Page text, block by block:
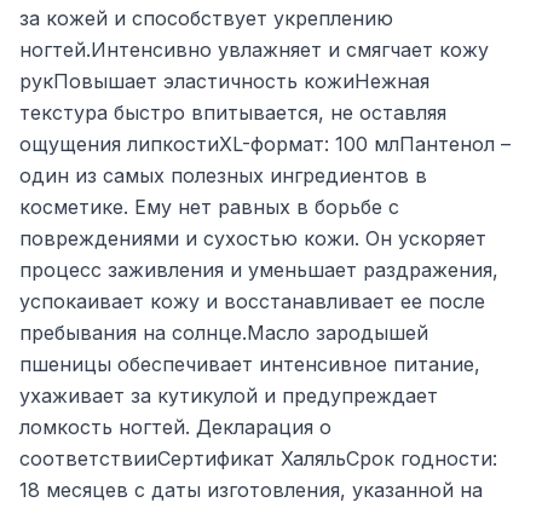
за кожей и способствует укреплению
ногтей.Интенсивно увлажняет и смягчает кожу
рукПовышает эластичность кожиНежная
текстура быстро впитывается, не оставляя
ощущения липкостиXL-формат: 100 млПантенол –
один из самых полезных ингредиентов в
косметике. Ему нет равных в борьбе с
повреждениями и сухостью кожи. Он ускоряет
процесс заживления и уменьшает раздражения,
успокаивает кожу и восстанавливает ее после
пребывания на солнце.Масло зародышей
пшеницы обеспечивает интенсивное питание,
ухаживает за кутикулой и предупреждает
ломкость ногтей. Декларация о
соответствииСертификат ХаляльСрок годности:
18 месяцев с даты изготовления, указанной на